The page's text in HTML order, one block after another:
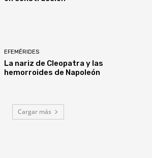
EFEMÉRIDES
La nariz de Cleopatra y las
hemorroides de Napoleón
Cargar más